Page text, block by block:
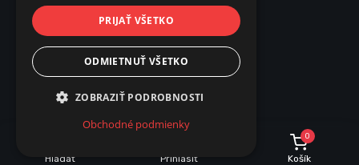
Hľadať Prihlásiť
0
Košík
PRIJAŤ VŠETKO
ODMIETNUŤ VŠETKO
ZOBRAZIŤ PODROBNOSTI
Obchodné podmienky